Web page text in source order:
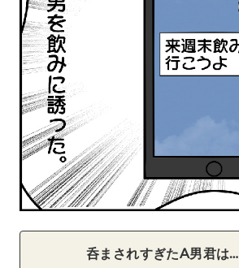
呑まされすぎたA男君は…